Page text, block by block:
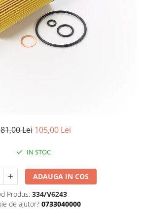
Lei 105,00 Lei
IN STOC
ADAUGA IN COS
Produs: 334/V6243
de ajutor? 0733040000